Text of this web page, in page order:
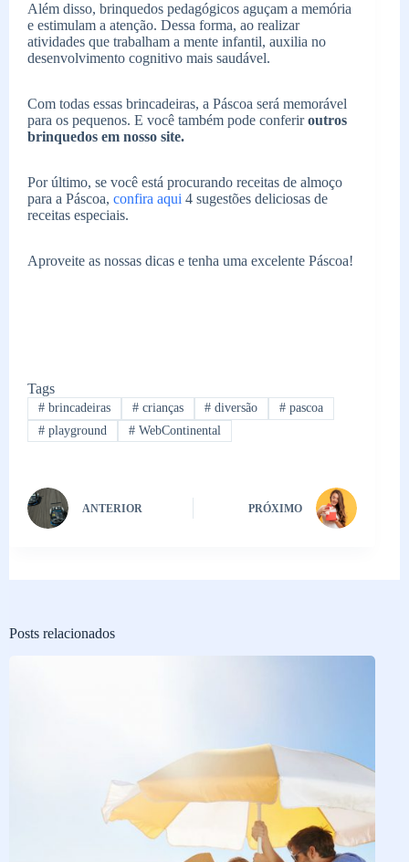
Além disso, brinquedos pedagógicos aguçam a memória
e estimulam a atenção. Dessa forma, ao realizar
atividades que trabalham a mente infantil, auxilia no
desenvolvimento cognitivo mais saudável.
Com todas essas brincadeiras, a Páscoa será memorável
para os pequenos. E você também pode conferiroutros
brinquedos em nosso site.
Por último, se você está procurando receitas de almoço
para a Páscoa, confira aqui 4 sugestões deliciosas de
receitas especiais.
Aproveite as nossas dicas e tenha uma excelente Páscoa!
Tags
#brincadeiras #crianças # diversão # pascoa
#playground #WebContinental
ANTERIOR PRÓXIMO
Posts relacionados